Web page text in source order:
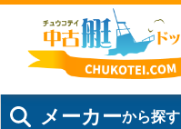
メーカーから探す